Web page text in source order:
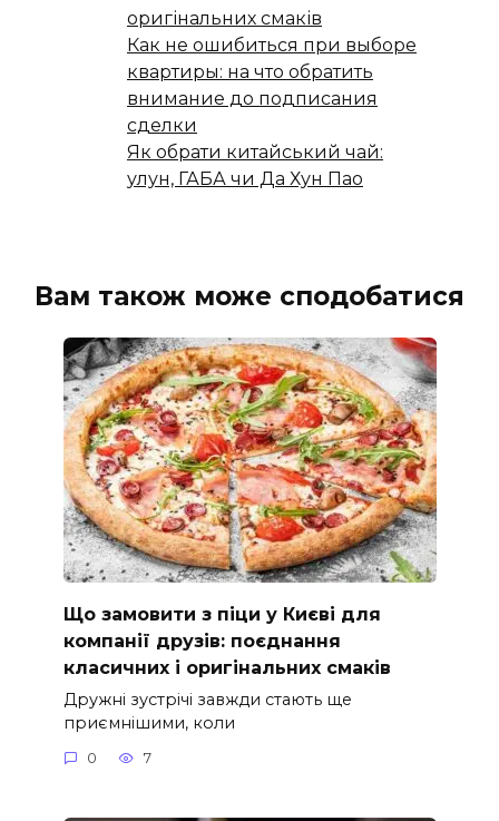
оригінальних смаків
Как не ошибиться при выборе
квартиры: на что обратить
внимание до подписания
сделки
Як обрати китайський чай:
улун, ГАБА чи Да Хун Пао
Вам також може сподобатися
Що замовити з піци у Києві для
компанії друзів: поєднання
класичних і оригінальних смаків
Дружні зустрічі завжди стають ще
приємнішими, коли
0 7